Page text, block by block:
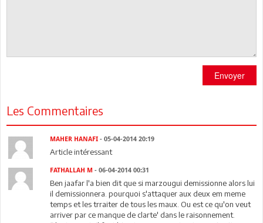
Envoyer
Les Commentaires
MAHER HANAFI - 05-04-2014 20:19
Article intéressant
FATHALLAH M - 06-04-2014 00:31
Ben jaafar l'a bien dit que si marzougui demissionne alors lui
il demissionnera. pourquoi s'attaquer aux deux em meme
temps et les trraiter de tous les maux. Ou est ce qu'on veut
arriver par ce manque de clarte' dans le raisonnement.